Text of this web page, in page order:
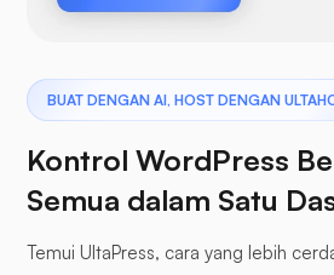
BUAT DENGAN AI, HOST DENGAN
Kontrol WordPress
Semua dalam Satu
Temui UltaPress, cara yang lebih